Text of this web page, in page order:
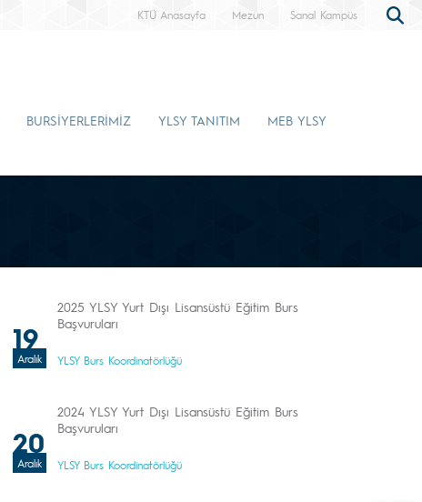
KTÜ Anasayfa Mezun Sanal Kampüs
BURSİYERLERİMİZ YLSY TANITIM MEB YLSY
19
Aralık
2025 YLSY Yurt Dışı Lisansüstü Eğitim Burs
Başvuruları
YLSY Burs Koordinatörlüğü
20
Aralık
2024 YLSY Yurt Dışı Lisansüstü Eğitim Burs
Başvuruları
YLSY Burs Koordinatörlüğü